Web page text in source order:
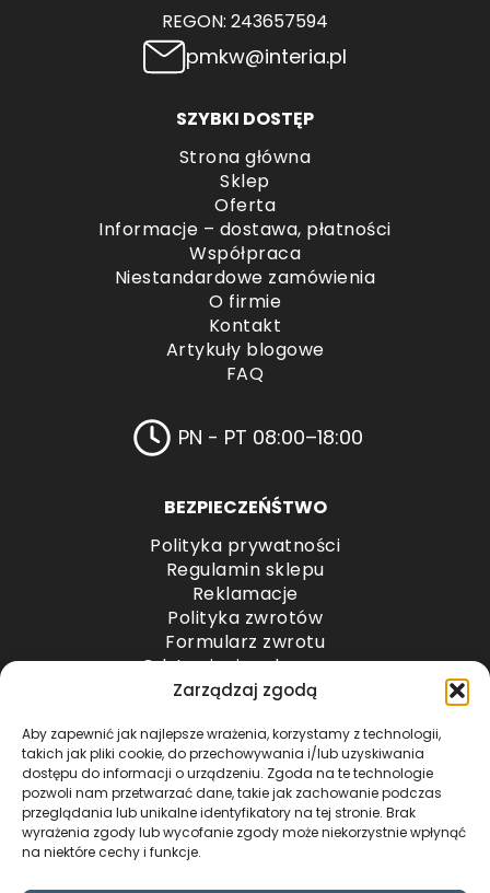
Zarządzaj zgodą
Aby zapewnić jak najlepsze wrażenia, korzystamy z technologii,
takich jak pliki cookie, do przechowywania i/lub uzyskiwania
dostępu do informacji o urządzeniu. Zgoda na te technologie
pozwoli nam przetwarzać dane, takie jak zachowanie podczas
przeglądania lub unikalne identyfikatory na tej stronie. Brak
wyrażenia zgody lub wycofanie zgody może niekorzystnie wpłynąć
na niektóre cechy i funkcje.
REGON: 243657594
pmkw@interia.pl
SZYBKI DOSTĘP
Strona główna
Sklep
Oferta
Informacje – dostawa, płatności
Współpraca
Niestandardowe zamówienia
O firmie
Kontakt
Artykuły blogowe
FAQ
PN - PT 08:00–18:00
BEZPIECZEŃŚTWO
Polityka prywatności
Regulamin sklepu
Reklamacje
Polityka zwrotów
Formularz zwrotu
Odstąpienie od umowy
Odstąpienie od umowy – przesyłki paletowe
METODY PŁATNOŚCI